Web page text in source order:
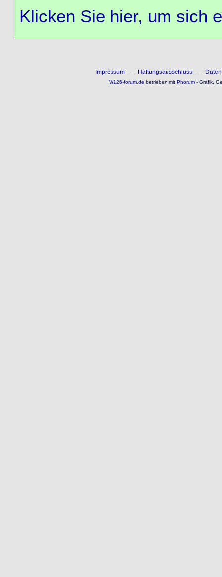
Klicken Sie hier, um sich
Impressum - Haftungsausschluss -
W126-forum.de betrieben mitPhorum- Grafik,